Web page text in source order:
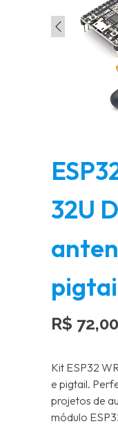
32U
R$ 72,00
Kit ESP32
e pigtail.
projetos de
módulo